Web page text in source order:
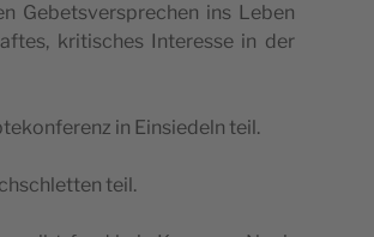
Gebets­ver­spre­chen ins Leben
kri­ti­sches Inter­es­se in der
in Ein­sie­deln teil.
teil.